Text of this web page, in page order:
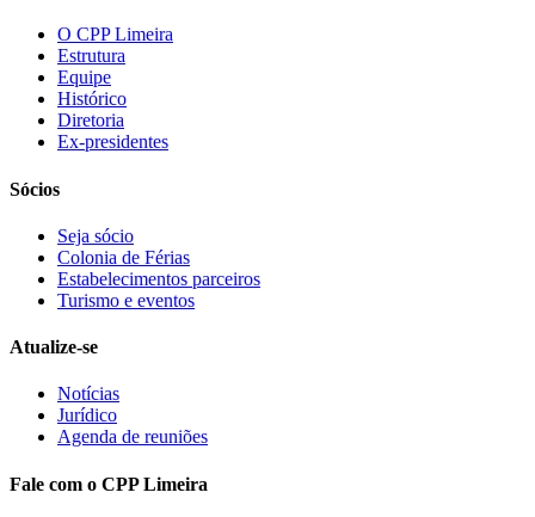
O CPP Limeira
Estrutura
Equipe
Histórico
Diretoria
Ex-presidentes
Sócios
Seja sócio
Colonia de Férias
Estabelecimentos parceiros
Turismo e eventos
Atualize-se
Notícias
Jurídico
Agenda de reuniões
Fale com o CPP Limeira